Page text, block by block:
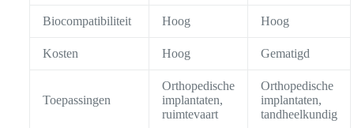
Biocompatibiliteit Hoog Hoog
Kosten Hoog Gematigd
Toepassingen
Orthopedische
implantaten,
ruimtevaart
Orthopedische
implantaten,
tandheelkundig